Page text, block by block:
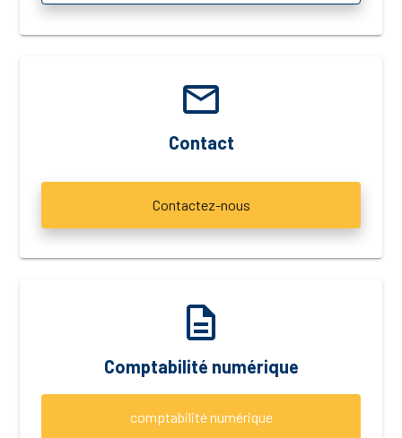
email
Contact
Contactez-nous
description
Comptabilité numérique
comptabilité numérique